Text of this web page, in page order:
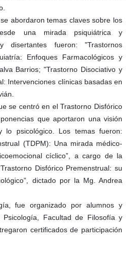
abordaron temas claves sobre los
una mirada psiquiátrica y
disertantes fueron: "Trastornos
Enfoques Farmacológicos y
Barrios; "Trastorno Disociativo y
Intervenciones clínicas basadas en
se centró en el Trastorno Disfórico
que aportaron una visión
lo psicológico. Los temas fueron:
(TDPM): Una mirada médico-
cíclico”, a cargo de la
Disfórico Premenstrual: su
dictado por la Mg. Andrea
fue organizado por alumnos y
Facultad de Filosofía y
certificados de participación